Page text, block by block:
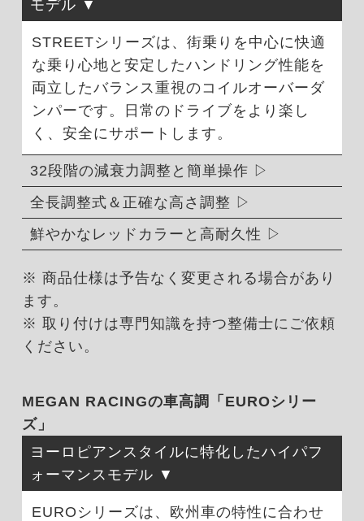
モデル
STREETシリーズは、街乗りを中心に快適
な乗り心地と安定したハンドリング性能を
両立したバランス重視のコイルオーバーダ
ンパーです。日常のドライブをより楽し
く、安全にサポートします。
32段階の減衰力調整と簡単操作
全長調整式＆正確な高さ調整
鮮やかなレッドカラーと高耐久性
※ 商品仕様は予告なく変更される場合があり
ます。
※ 取り付けは専門知識を持つ整備士にご依頼
ください。
MEGAN RACINGの車高調「EUROシリー
ズ」
ヨーロピアンスタイルに特化したハイパフ
ォーマンスモデル
EUROシリーズは、欧州車の特性に合わせ